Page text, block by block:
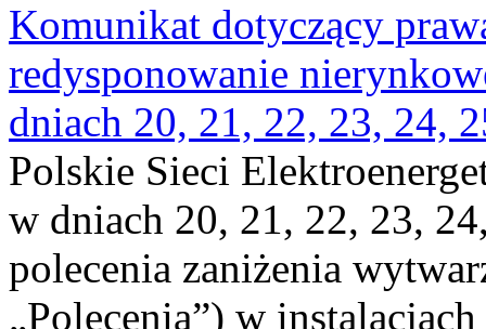
Komunikat dotyczący
redysponowanie
dniach 20, 21, 22, 23, 24,
Polskie Sieci
w dniach 20, 21, 22, 23,
polecenia zaniżenia
„Polecenia”) w